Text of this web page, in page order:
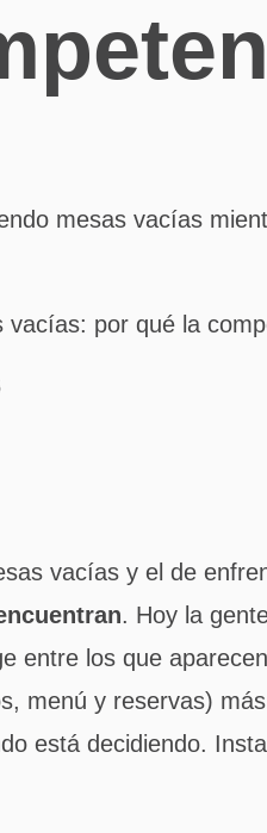
vacías: por qué la
vacías y el de
. Hoy la
entre los que
menú y reservas)
está decidiendo.